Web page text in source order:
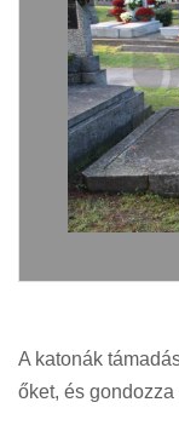
A katonák
őket, és gondozza